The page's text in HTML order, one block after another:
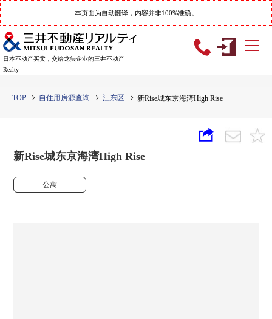
本页面为自动翻译，内容并非100%准确。
日本不动产买卖，交给龙头企业的三井不动产
Realty
TOP 自住用房源查询 江东区 新Rise城东京海湾High Rise
新Rise城东京海湾High Rise
公寓